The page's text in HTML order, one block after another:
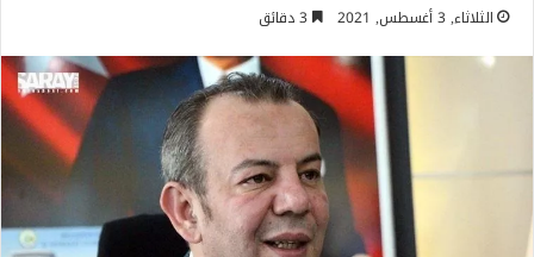
الثلاثاء, 3 أغسطس, 2021